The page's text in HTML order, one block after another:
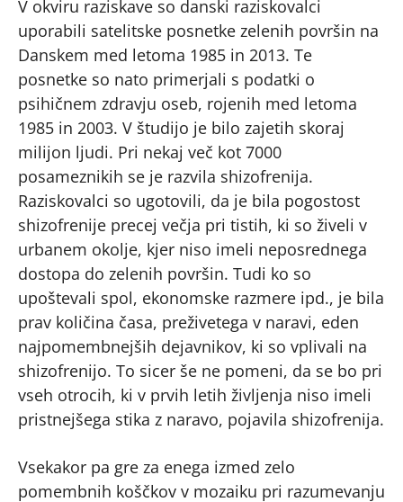
V okviru raziskave so danski raziskovalci
uporabili satelitske posnetke zelenih površin na
Danskem med letoma 1985 in 2013. Te
posnetke so nato primerjali s podatki o
psihičnem zdravju oseb, rojenih med letoma
1985 in 2003. V študijo je bilo zajetih skoraj
milijon ljudi. Pri nekaj več kot 7000
posameznikih se je razvila shizofrenija.
Raziskovalci so ugotovili, da je bila pogostost
shizofrenije precej večja pri tistih, ki so živeli v
urbanem okolje, kjer niso imeli neposrednega
dostopa do zelenih površin. Tudi ko so
upoštevali spol, ekonomske razmere ipd., je bila
prav količina časa, preživetega v naravi, eden
najpomembnejših dejavnikov, ki so vplivali na
shizofrenijo. To sicer še ne pomeni, da se bo pri
vseh otrocih, ki v prvih letih življenja niso imeli
pristnejšega stika z naravo, pojavila shizofrenija.
Vsekakor pa gre za enega izmed zelo
pomembnih koščkov v mozaiku pri razumevanju